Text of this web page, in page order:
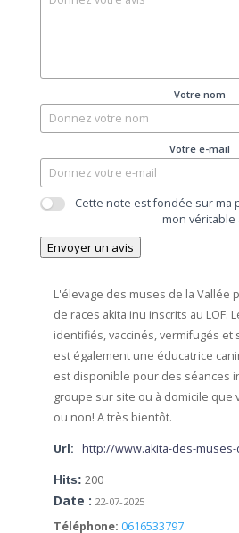
Votre nom
Votre e-mail
Cette note est fondée sur ma
mon véritable
Envoyer un avis
L'élevage des muses de la Vallée
de races akita inu inscrits au LOF.
identifiés, vaccinés, vermifugés et
est également une éducatrice
est disponible pour des séances
groupe sur site ou à domicile que
ou non! A très bientôt.
Url: http://www.akita-des-
Hits: 200
Date : 22-07-2025
Téléphone: 0616533797